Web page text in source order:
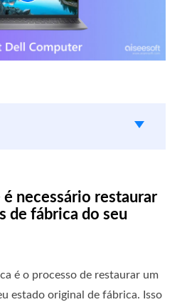
é necessário restaurar
de fábrica do seu
é o processo de restaurar um
estado original de fábrica. Isso